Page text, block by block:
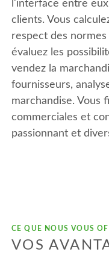
l'interface entre
clients. Vous
respect des
évaluez les
vendez la
fournisseurs,
marchandise. Vous
commerciales et
passionnant et
CE QUE NOUS VOUS
VOS